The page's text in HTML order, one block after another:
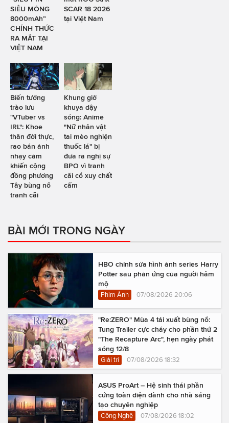
SIÊU MỎNG
8000mAh”
CHÍNH THỨC
RA MẮT TẠI
VIỆT NAM
SCAR 18 2026
tại Việt Nam
Biến tướng
trào lưu
"VTuber vs
IRL": Khoe
thân đời thực,
rao bán ảnh
nhạy cảm
khiến cộng
đồng phương
Tây bùng nổ
tranh cãi
Khung giờ
khuya dậy
sóng: Anime
"Nữ nhân vật
tai mèo nghiện
thuốc lá" bị
đưa ra nghị sự
BPO vì tranh
cãi cổ xuy chất
cấm
BÀI MỚI TRONG NGÀY
HBO chỉnh sửa hình ảnh series Harry
Potter sau phản ứng của người hâm
mộ
Phim Ảnh 07/08/2026 20:06
"Re:ZERO" Mùa 4 tái xuất bùng nổ:
Tung Trailer cực cháy cho phần thứ 2
"The Recapture Arc", hẹn ngày phát
sóng 12/8
Giải trí 07/08/2026 18:32
ASUS ProArt – Hệ sinh thái phần
cứng toàn diện dành cho nhà sáng
tạo chuyên nghiệp
Công Nghệ 07/08/2026 18:02